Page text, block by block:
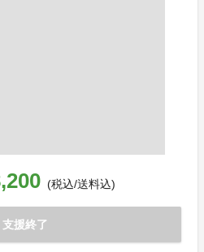
(税込/送料込)
支援終了